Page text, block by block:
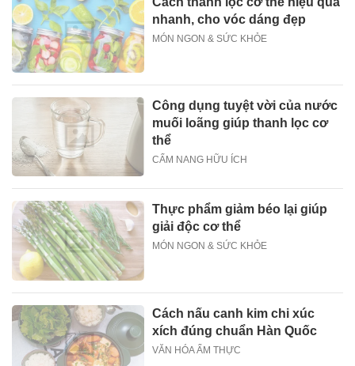
nhanh, cho vóc dáng đẹp
MÓN NGON & SỨC KHỎE
Công dụng tuyệt vời của nước
muối loãng giúp thanh lọc cơ
thể
CẨM NANG HỮU ÍCH
Thực phẩm giảm béo lại giúp
giải độc cơ thể
MÓN NGON & SỨC KHỎE
Cách nấu canh kim chi xúc
xích đúng chuẩn Hàn Quốc
VĂN HÓA ẨM THỰC